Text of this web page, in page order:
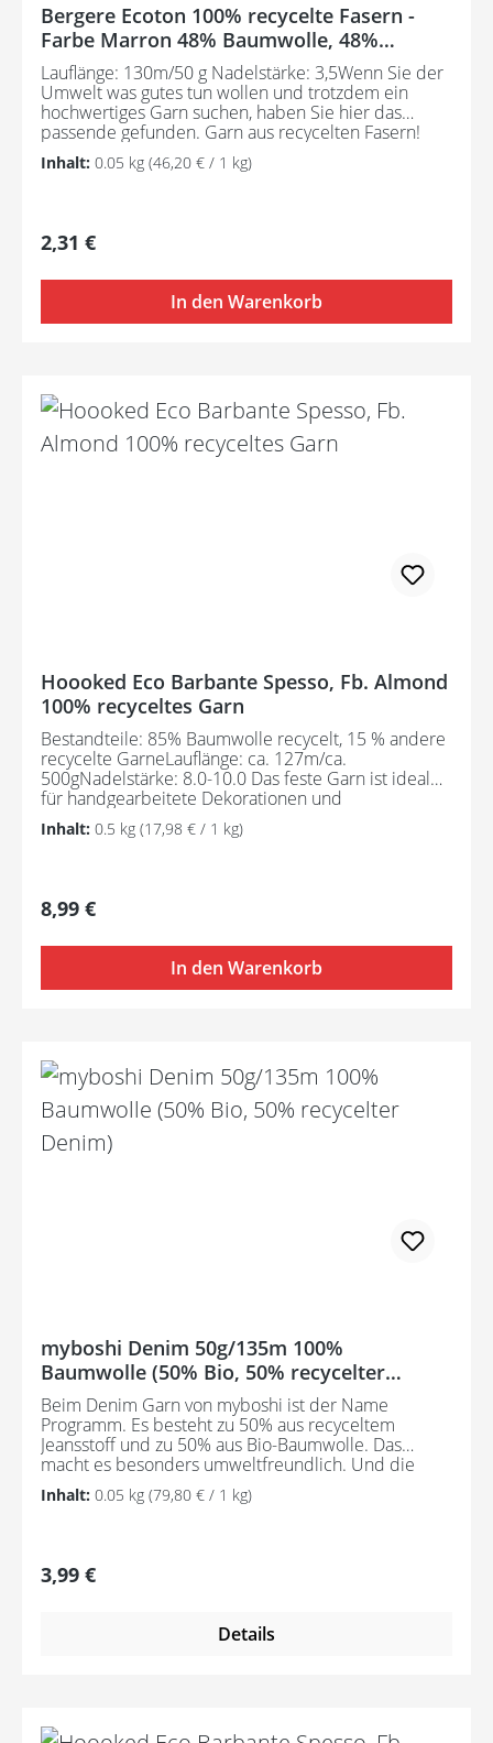
Bergere Ecoton 100% recycelte Fasern -
Farbe Marron 48% Baumwolle, 48%
Polyacryl, 4% Div. Fasern
Lauflänge: 130m/50 g Nadelstärke: 3,5Wenn Sie der
Umwelt was gutes tun wollen und trotzdem ein
hochwertiges Garn suchen, haben Sie hier das
passende gefunden. Garn aus recycelten Fasern!
Pflegeanleitung:Waschbar bei 30°C - sehr schonend
/ Wolle(Wollschleudern / nicht schleudern)
Inhalt: 0.05 kg (46,20 € / 1 kg)
Regulärer Preis:
2,31 €
In den Warenkorb
Hoooked Eco Barbante Spesso, Fb. Almond
100% recyceltes Garn
Bestandteile: 85% Baumwolle recycelt, 15 % andere
recycelte GarneLauflänge: ca. 127m/ca.
500gNadelstärke: 8.0-10.0 Das feste Garn ist ideal
für handgearbeitete Dekorationen und
Macramés. Spesso Chunky Cotton wird aus
Textilabfällen hergestellt und ist daher ein
Inhalt: 0.5 kg (17,98 € / 1 kg)
Regulärer Preis:
8,99 €
In den Warenkorb
myboshi Denim 50g/135m 100%
Baumwolle (50% Bio, 50% recycelter
Denim)
Beim Denim Garn von myboshi ist der Name
Programm. Es besteht zu 50% aus recyceltem
Jeansstoff und zu 50% aus Bio-Baumwolle. Das
macht es besonders umweltfreundlich. Und die
trendigen Jeansfarben machen Lust auf tolle
Oberteile, Mützen, Taschen etc. Knäulgröße: 50 g
Inhalt: 0.05 kg (79,80 € / 1 kg)
Regulärer Preis:
3,99 €
Details